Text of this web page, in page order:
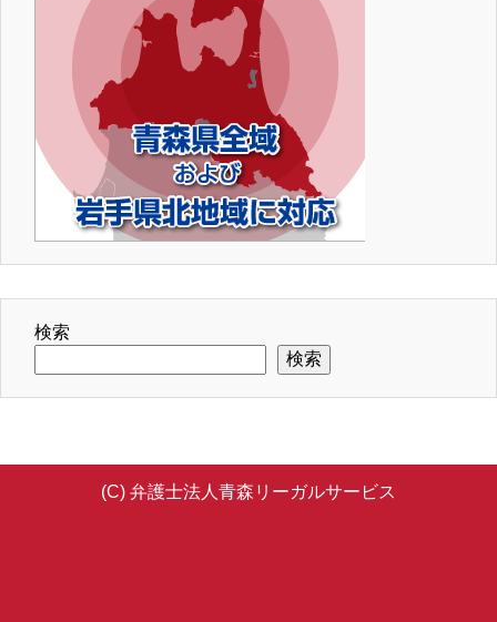
検索
検索
(C) 弁護士法人青森リーガルサービス